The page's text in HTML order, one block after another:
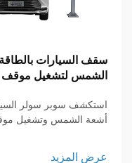
سقف السيارات
الشمس لتشغيل موقف
استكشف سوبر سولر
أشعة الشمس وتشغيل
عرض المزيد